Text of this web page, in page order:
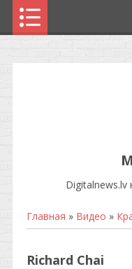
Digitalnews.lv
Главная » Видео »
Richard Chai